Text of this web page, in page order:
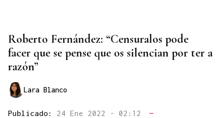
Roberto Fernández: “Censuralos pode
facer que se pense que os silencian por ter a
razón”
Lara Blanco
Publicado: 24 Ene 2022 - 02:12
—